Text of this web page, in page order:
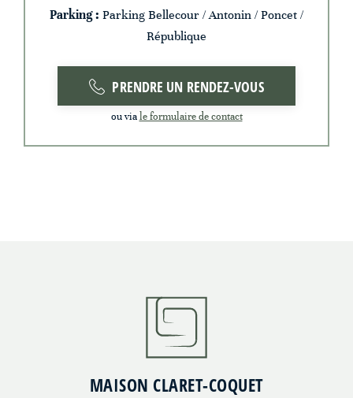
Parking : Parking Bellecour / Antonin / Poncet /
République
PRENDRE UN RENDEZ-VOUS
ou viale formulaire de contact
MAISON CLARET-COQUET